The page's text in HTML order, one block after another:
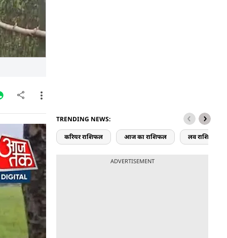
गांव
यहां के
के
TRENDING NEWS:
करियर राशिफल आज का राशिफल लव राशिफल
ADVERTISEMENT